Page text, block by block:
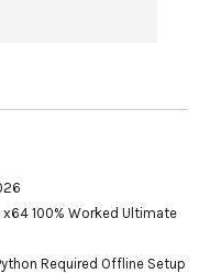
100% Worked Ultimate
Required Offline Setup